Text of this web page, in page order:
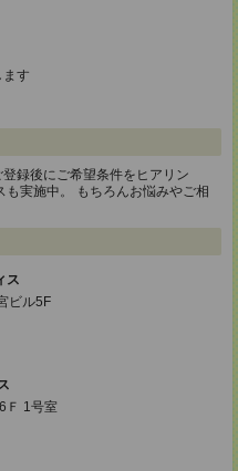
す
録後にご希望条件をヒアリン
実施中。 もちろんお悩みやご相
ス
ビル5F
Ｆ 1号室